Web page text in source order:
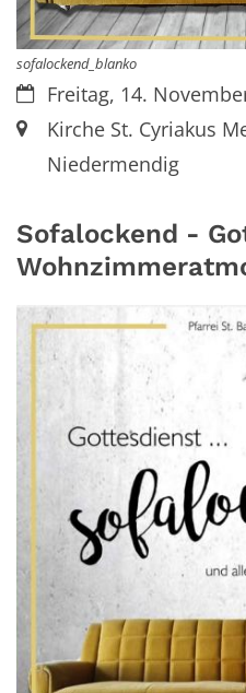
sofalockend_blanko
Datum:Freitag, 14.
Ort:Kirche St. Cyriakus
Niedermendig
Sofalockend -